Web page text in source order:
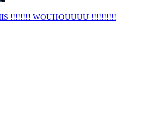
!!!!!!!! WOUHOUUUU !!!!!!!!!!